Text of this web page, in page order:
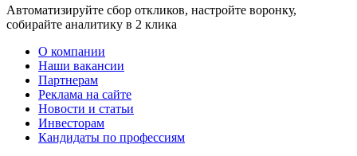
Автоматизируйте сбор откликов, настройте воронку,
собирайте аналитику в 2 клика
О компании
Наши вакансии
Партнерам
Реклама на сайте
Новости и статьи
Инвесторам
Кандидаты по профессиям